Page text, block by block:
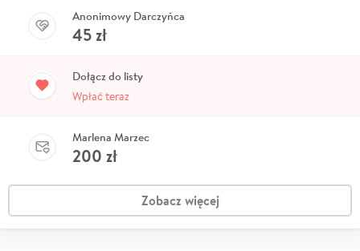
Anonimowy Darczyńca
45zł
Dołącz do listy
Wpłać teraz
Marlena Marzec
200 zł
Zobacz więcej